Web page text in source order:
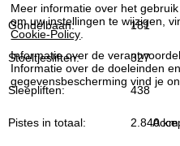
Meer informatie over het
om uw instellingen te wijzigen,
Cookie-Policy.
Informatie over de
Informatie over de doeleinden
gegevensbescherming vind je
g
i
Gondelbaan: 181
Stoeltjesliften: 327
Sleepliften: 438
Pistes in totaal: 2.840 km